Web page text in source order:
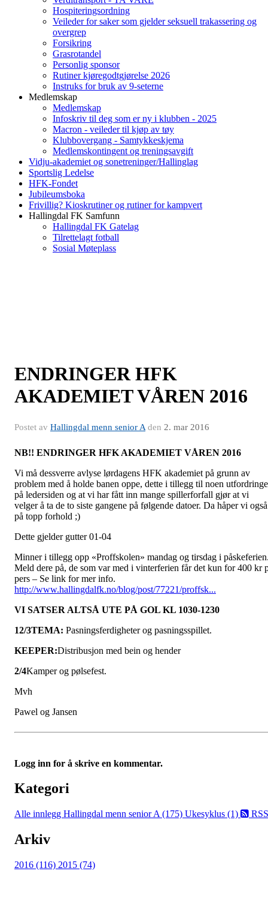
Hospiteringsordning
Veileder for saker som gjelder seksuell trakassering og
overgrep
Forsikring
Grasrotandel
Personlig sponsor
Rutiner kjøregodtgjørelse 2026
Instruks for bruk av 9-seterne
Medlemskap
Medlemskap
Infoskriv til deg som er ny i klubben - 2025
Macron - veileder til kjøp av tøy
Klubbovergang - Samtykkeskjema
Medlemskontingent og treningsavgift
Vidju-akademiet og sonetreninger/Hallinglag
Sportslig Ledelse
HFK-Fondet
Jubileumsboka
Frivillig? Kioskrutiner og rutiner for kampvert
Hallingdal FK Samfunn
Hallingdal FK Gatelag
Tilrettelagt fotball
Sosial Møteplass
ENDRINGER HFK
AKADEMIET VÅREN 2016
Postet av Hallingdal menn senior A den 2. mar 2016
NB!! ENDRINGER HFK AKADEMIET VÅREN 2016
Vi må dessverre avlyse lørdagens HFK akademiet på grunn av
problem med å holde banen oppe, dette i tillegg til noen
på ledersiden og at vi har fått inn mange spillerforfall gjør at vi
velger å ta de to siste gangene på følgende datoer. Da håper vi også
på topp forhold ;)
Dette gjelder gutter 01-04
Minner i tillegg opp «Proffskolen» mandag og tirsdag i
Meld dere på, de som var med i vinterferien får det kun for 400 kr
pers – Se link for mer info.
http://www.hallingdalfk.no/blog/post/77221/proffsk...
VI SATSER ALTSÅ UTE PÅ GOL KL 1030-1230
12/3TEMA: Pasningsferdigheter og pasningsspillet.
KEEPER:Distribusjon med bein og hender
2/4Kamper og pølsefest.
Mvh
Pawel og Jansen
Logg inn for å skrive en kommentar.
Kategori
Alle innlegg Hallingdal menn senior A (175) Ukesyklus (1) RSS
Arkiv
2016 (116) 2015 (74)